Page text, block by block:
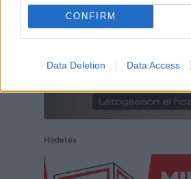
CONFIRM
Data Deletion Data Access
Hirdetés